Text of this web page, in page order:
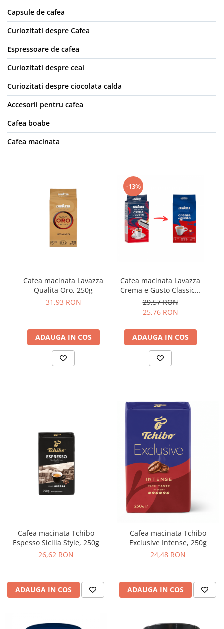
Capsule de cafea
Curiozitati despre Cafea
Espressoare de cafea
Curiozitati despre ceai
Curiozitati despre ciocolata calda
Accesorii pentru cafea
Cafea boabe
Cafea macinata
Cafea macinata Lavazza
Qualita Oro, 250g
31,93 RON
ADAUGA IN COS
-13%
Cafea macinata Lavazza
Crema e Gusto Classico,
250g
29,57 RON
25,76 RON
ADAUGA IN COS
Cafea macinata Tchibo
Espesso Sicilia Style, 250g
26,62 RON
ADAUGA IN COS
Cafea macinata Tchibo
Exclusive Intense, 250g
24,48 RON
ADAUGA IN COS